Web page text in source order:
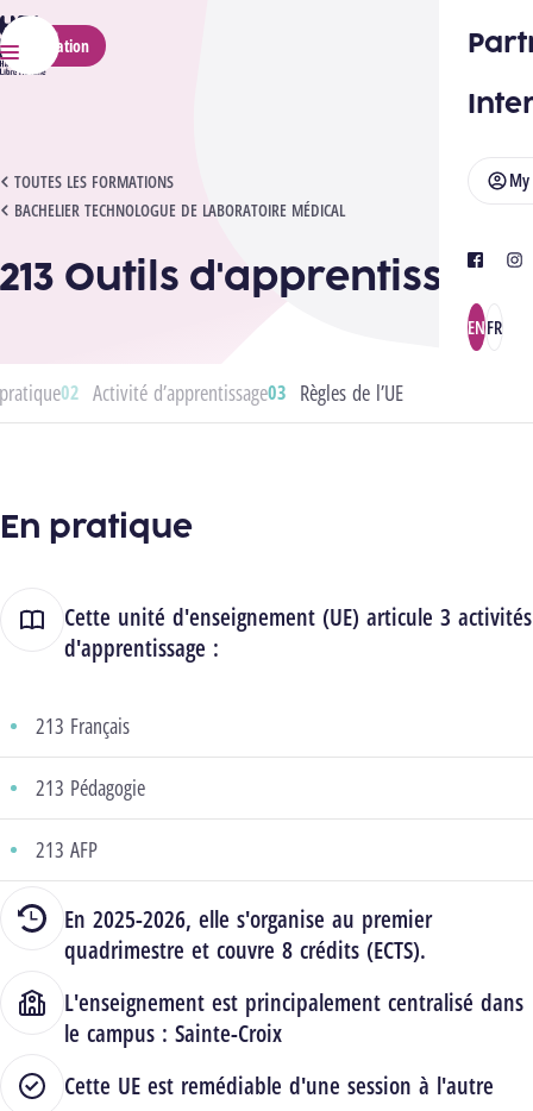
HELMo
Menu
My
facebook
ENFR
Application
TOUTES LES FORMATIONS
BACHELIER TECHNOLOGUE DE LABORATOIRE MÉDICAL
213 OUTILS D'APPRENTISSAGE
213 Outils d'apprentissage
Activité d’apprentissage Règles de l’UE
En pratique
Cette unité d'enseignement (UE) articule 3 activités
d'apprentissage :
213 Français
213 Pédagogie
213 AFP
En 2025-2026, elle s'organise au premier
quadrimestre et couvre 8 crédits (ECTS).
L'enseignement est principalement centralisé dans
le campus : Sainte-Croix
Cette UE est remédiable d'une session à l'autre